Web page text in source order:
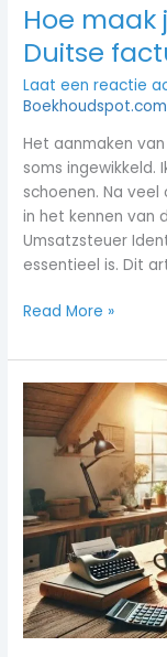
Hoe maak
Duitse
Laat een reactie
Boekhoudspot.com
Het aanmaken
soms ingewikkeld.
schoenen. Na
in het kennen van
Umsatzsteuer
essentieel is. Dit
Read More »
Hoe
een
eenmalige
opdracht
factureren
zonder
btw-
nummer
–
Alles
wat